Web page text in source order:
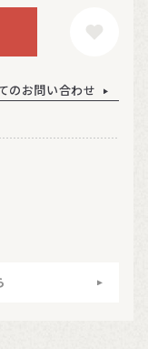
のお問い合わせ